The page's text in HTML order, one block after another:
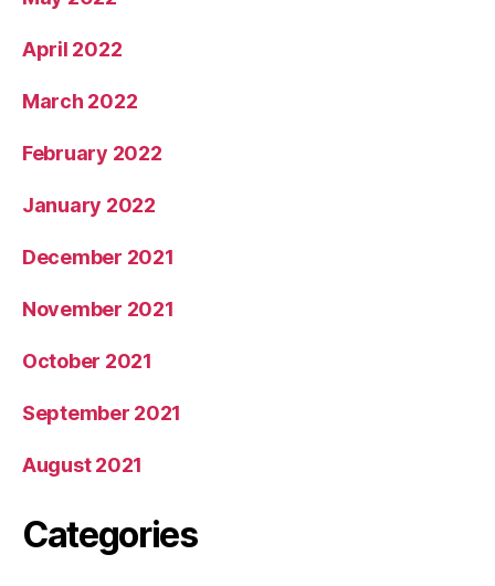
April 2022
March 2022
February 2022
January 2022
December 2021
November 2021
October 2021
September 2021
August 2021
Categories